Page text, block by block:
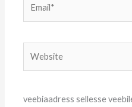
veebiaadress sellesse